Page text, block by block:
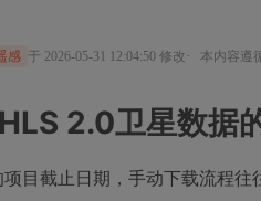
感 于 2026-05-31 12:04:50 修改 · 本内容遵
2.0卫星数据
目截止日期，手动下载流程